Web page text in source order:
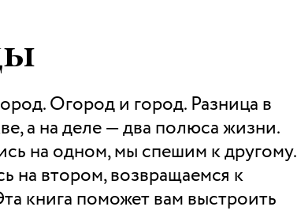
Огород и город. Разница в
а на деле — два полюса жизни.
на одном, мы спешим к другому.
на втором, возвращаемся к
книга поможет вам выстроить